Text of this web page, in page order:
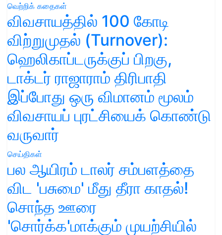
வெற்றிக் கதைகள்
விவசாயத்தில் 100 கோடி
விற்றுமுதல் (Turnover):
ஹெலிகாப்டருக்குப் பிறகு,
டாக்டர் ராஜாராம் திரிபாதி
இப்போது ஒரு விமானம் மூலம்
விவசாயப் புரட்சியைக் கொண்டு
வருவார்
செய்திகள்
பல ஆயிரம் டாலர் சம்பளத்தை
விட 'பசுமை' மீது தீரா காதல்!
சொந்த ஊரை
'சொர்க்க'மாக்கும் முயற்சியில்